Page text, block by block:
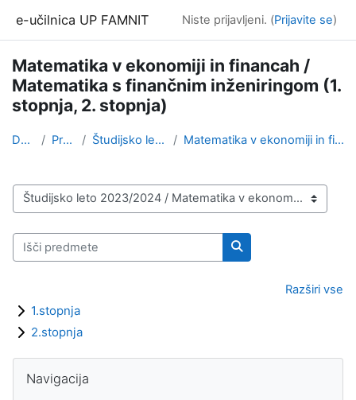
e-učilnica UP FAMNIT Niste prijavljeni. (Prijavite se)
Matematika v ekonomiji in financah /
Matematika s finančnim inženiringom (1.
stopnja, 2. stopnja)
Domov Predmeti Študijsko leto 2023/2024 Matematika v ekonomiji in financah / Matematika s ...
Kategorije predmetov
Išči predmete
Išči predmete
Razširi vse
1.stopnja
2.stopnja
Bloki
Navigacija